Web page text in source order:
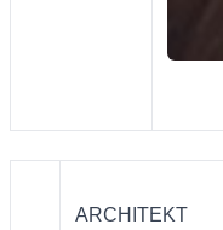
ARCHITEKT